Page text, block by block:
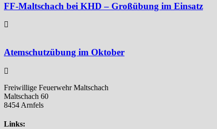
FF-Maltschach bei KHD – Großübung im Einsatz
Atemschutzübung im Oktober
Freiwillige Feuerwehr Maltschach
Maltschach 60
8454 Arnfels
Links: